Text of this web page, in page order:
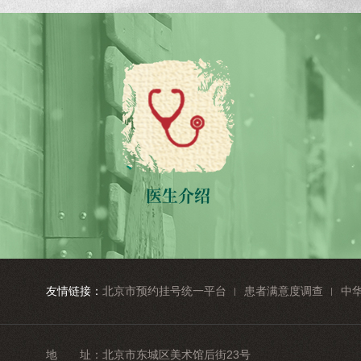
医生介绍
友情链接： 北京市预约挂号统一平台 患者满意度调查 中
地 址： 北京市东城区美术馆后街23号